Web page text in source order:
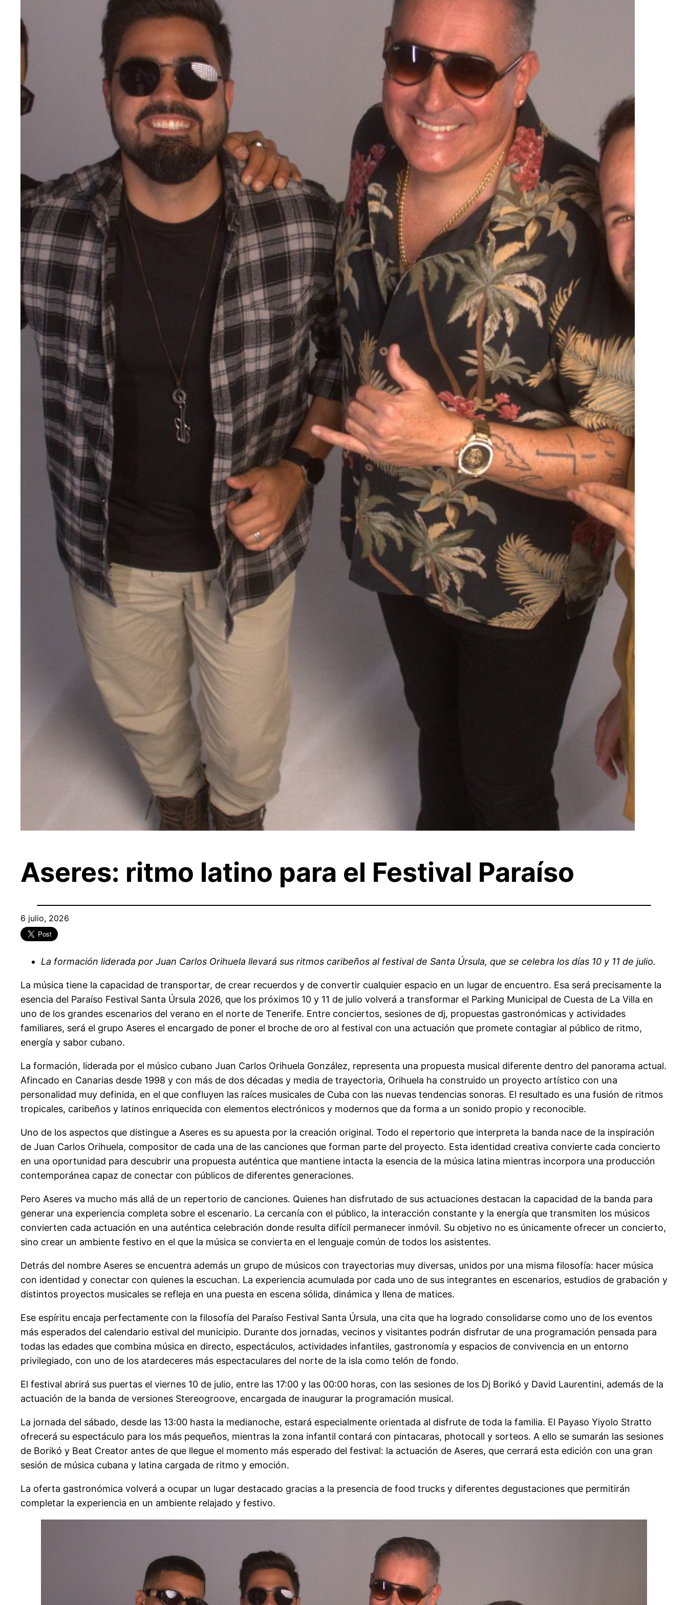
Aseres: ritmo latino para el Festival Paraíso
6 julio, 2026
La formación liderada por Juan Carlos Orihuela llevará sus ritmos caribeños al festival de Santa Úrsula, que se celebra los días 10 y 11 de julio.
La música tiene la capacidad de transportar, de crear recuerdos y de convertir cualquier espacio en un lugar de encuentro. Esa será precisamente la
esencia del Paraíso Festival Santa Úrsula 2026, que los próximos 10 y 11 de julio volverá a transformar el Parking Municipal de Cuesta de La Villa en
uno de los grandes escenarios del verano en el norte de Tenerife. Entre conciertos, sesiones de dj, propuestas gastronómicas y actividades
familiares, será el grupo Aseres el encargado de poner el broche de oro al festival con una actuación que promete contagiar al público de ritmo,
energía y sabor cubano.
La formación, liderada por el músico cubano Juan Carlos Orihuela González, representa una propuesta musical diferente dentro del panorama actual.
Afincado en Canarias desde 1998 y con más de dos décadas y media de trayectoria, Orihuela ha construido un proyecto artístico con una
personalidad muy definida, en el que confluyen las raíces musicales de Cuba con las nuevas tendencias sonoras. El resultado es una fusión de ritmos
tropicales, caribeños y latinos enriquecida con elementos electrónicos y modernos que da forma a un sonido propio y reconocible.
Uno de los aspectos que distingue a Aseres es su apuesta por la creación original. Todo el repertorio que interpreta la banda nace de la inspiración
de Juan Carlos Orihuela, compositor de cada una de las canciones que forman parte del proyecto. Esta identidad creativa convierte cada concierto
en una oportunidad para descubrir una propuesta auténtica que mantiene intacta la esencia de la música latina mientras incorpora una producción
contemporánea capaz de conectar con públicos de diferentes generaciones.
Pero Aseres va mucho más allá de un repertorio de canciones. Quienes han disfrutado de sus actuaciones destacan la capacidad de la banda para
generar una experiencia completa sobre el escenario. La cercanía con el público, la interacción constante y la energía que transmiten los músicos
convierten cada actuación en una auténtica celebración donde resulta difícil permanecer inmóvil. Su objetivo no es únicamente ofrecer un concierto,
sino crear un ambiente festivo en el que la música se convierta en el lenguaje común de todos los asistentes.
Detrás del nombre Aseres se encuentra además un grupo de músicos con trayectorias muy diversas, unidos por una misma filosofía: hacer música
con identidad y conectar con quienes la escuchan. La experiencia acumulada por cada uno de sus integrantes en escenarios, estudios de grabación y
distintos proyectos musicales se refleja en una puesta en escena sólida, dinámica y llena de matices.
Ese espíritu encaja perfectamente con la filosofía del Paraíso Festival Santa Úrsula, una cita que ha logrado consolidarse como uno de los eventos
más esperados del calendario estival del municipio. Durante dos jornadas, vecinos y visitantes podrán disfrutar de una programación pensada para
todas las edades que combina música en directo, espectáculos, actividades infantiles, gastronomía y espacios de convivencia en un entorno
privilegiado, con uno de los atardeceres más espectaculares del norte de la isla como telón de fondo.
El festival abrirá sus puertas el viernes 10 de julio, entre las 17:00 y las 00:00 horas, con las sesiones de los Dj Borikó y David Laurentini, además de la
actuación de la banda de versiones Stereogroove, encargada de inaugurar la programación musical.
La jornada del sábado, desde las 13:00 hasta la medianoche, estará especialmente orientada al disfrute de toda la familia. El Payaso Yiyolo Stratto
ofrecerá su espectáculo para los más pequeños, mientras la zona infantil contará con pintacaras, photocall y sorteos. A ello se sumarán las sesiones
de Borikó y Beat Creator antes de que llegue el momento más esperado del festival: la actuación de Aseres, que cerrará esta edición con una gran
sesión de música cubana y latina cargada de ritmo y emoción.
La oferta gastronómica volverá a ocupar un lugar destacado gracias a la presencia de food trucks y diferentes degustaciones que permitirán
completar la experiencia en un ambiente relajado y festivo.